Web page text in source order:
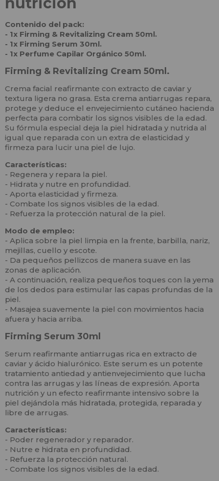
Contenido del pack:
- 1x Firming & Revitalizing Cream 50ml.
- 1x Firming Serum 30ml.
- 1x Perfume Capilar Orgánico 50ml.
Firming & Revitalizing Cream 50ml.
Crema facial reafirmante con extracto de caviar y
textura ligera no grasa. Esta crema antiarrugas repara,
protege y deduce el envejecimiento cutáneo hacienda
perfecta para combatir los signos visibles de la edad.
Su fórmula especial deja la piel hidratada y nutrida al
igual que reparada con un extra de elasticidad y
firmeza para lucir una piel de lujo.
Características:
- Regenera y repara la piel.
- Hidrata y nutre en profundidad.
- Aporta elasticidad y firmeza.
- Combate los signos visibles de la edad.
- Refuerza la protección natural de la piel.
Modo de empleo:
- Aplica sobre la piel limpia en la frente, barbilla, nariz,
mejillas, cuello y escote.
- Da pequeños pellizcos de manera suave en las
zonas de aplicación.
- A continuación, realiza pequeños toques con la yema
de los dedos para estimular las capas profundas de la
piel.
- Masajea suavemente la piel con movimientos hacia
afuera y hacia arriba.
Firming Serum 30ml
Serum reafirmante antiarrugas rica en extracto de
caviar y ácido hialurónico. Este serum es un potente
tratamiento antiedad y antienvejecimiento que lucha
contra las arrugas y las líneas de expresión. Aporta
nutrición y un efecto reafirmante intensivo sobre la
piel dejándola más hidratada, protegida, reparada y
libre de arrugas.
Características:
- Poder regenerador y reparador.
- Nutre e hidrata en profundidad.
- Refuerza la protección natural.
- Combate los signos visibles de la edad.